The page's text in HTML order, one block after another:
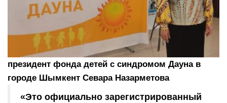
президент фонда детей с синдромом Дауна в
городе Шымкент Севара Назарметова
«Это официально зарегистрированный